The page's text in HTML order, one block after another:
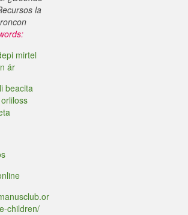
la
mirtel
ár
beacita
children/